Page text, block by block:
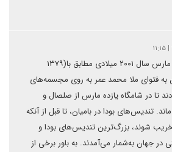
در روز نهم مارس سال ۲۰۰۱ میلادی مطابق با(۱۳۷۹
به فتوای ملا محمد عمر به روی مجسمه‌های
تا در شامگاه یازده مارس از صلصال و
تندیس‌های بودا در بامیان، تا قبل از آنکه
شوند، بزرگ‌ترین تندیس‌های بودا و
جهان به‌شمار می‌آمدند. به باور برخی از